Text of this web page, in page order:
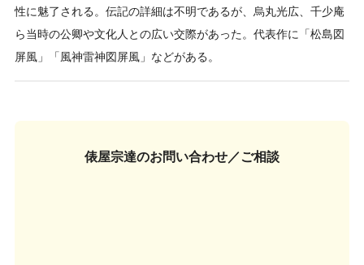
性に魅了される。伝記の詳細は不明であるが、烏丸光広、千少庵
ら当時の公卿や文化人との広い交際があった。代表作に「松島図
屏風」「風神雷神図屏風」などがある。
俵屋宗達のお問い合わせ／ご相談